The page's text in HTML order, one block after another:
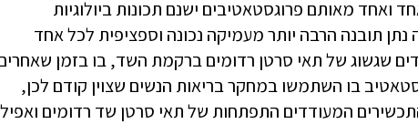
מאותם פרוגסטאטיבים ישנם תכונות ביולוגיות
תובנה הרבה יותר מעמיקה נכונה וספציפית לכל אחד
שגשוג של תאי סרטן רדומים ברקמת השד, בו בזמן
בו השתמשו במחקר בריאות הנשים שצוין קודם לכן,
המעודדים התפתחות של תאי סרטן שד רדומים